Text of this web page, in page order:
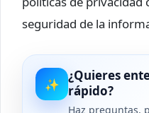
seguridad de la
✨
¿Quieres
rápido?
Haz preguntas,